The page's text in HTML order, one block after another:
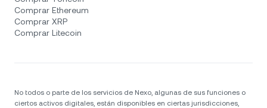
Comprar Ethereum
Comprar XRP
Comprar Litecoin
No todos o parte de los servicios de Nexo, algunas de sus funciones o
ciertos activos digitales, están disponibles en ciertas jurisdicciones,